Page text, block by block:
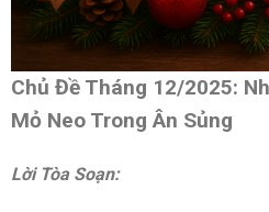
Chủ Đề Tháng 12/2025:
Mỏ Neo Trong Ân Sủng
Lời Tòa Soạn: